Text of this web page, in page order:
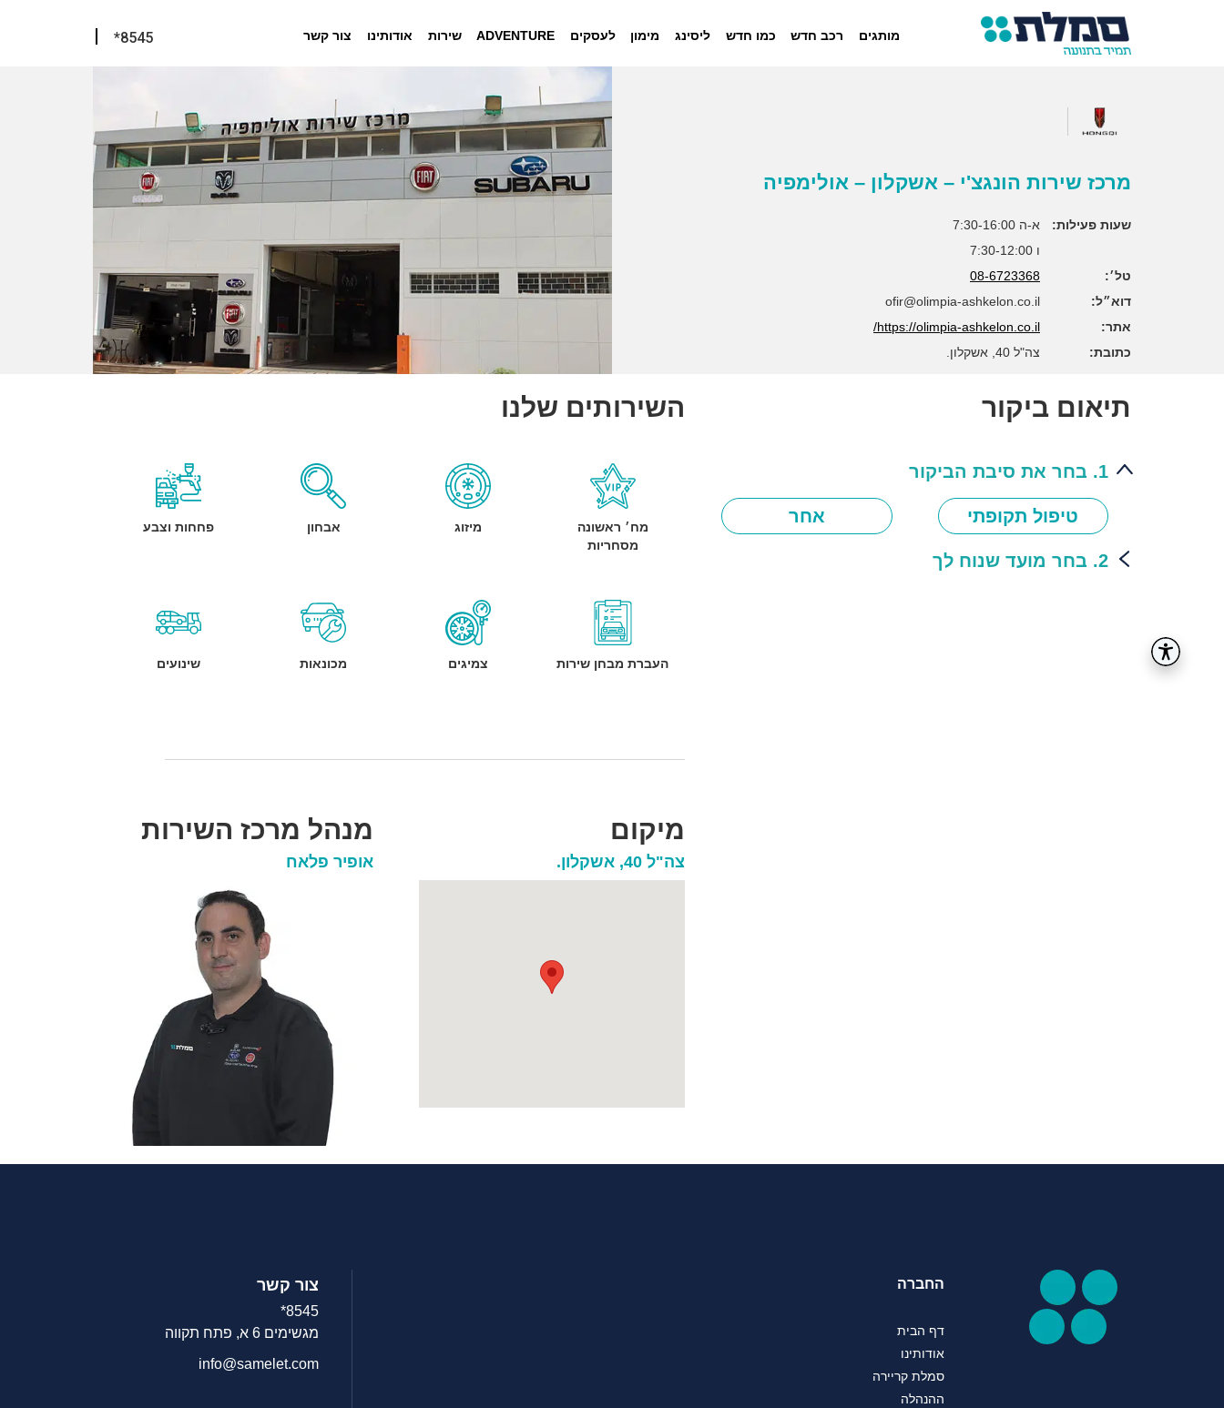
מותגים רכב חדש כמו חדש ליסינג מימון לעסקים ADVENTURE שירות אודותינו צור קשר *8545
מרכז שירות הונגצ'י – אשקלון – אולימפיה
שעות פעילות:
א-ה 7:30-16:00
ו 7:30-12:00
טל׳:
08-6723368
דוא״ל:
ofir@olimpia-ashkelon.co.il
אתר:
https://olimpia-ashkelon.co.il/
כתובת:
צה"ל 40, אשקלון.
תיאום ביקור
1. בחר את סיבת הביקור
טיפול תקופתי אחר
2. בחר מועד שנוח לך
השירותים שלנו
מח׳ ראשונה
מסחריות
מיזוג אבחון פחחות וצבע
העברת מבחן שירות צמיגים מכונאות שינועים
מיקום
צה"ל 40, אשקלון.
מנהל מרכז השירות
אופיר פלאח
החברה
דף הבית
אודותינו
סמלת קריירה
ההנהלה
צור קשר
8545*
מגשימים 6 א, פתח תקווה
info@samelet.com